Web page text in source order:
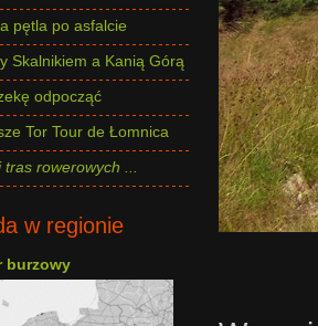
pętla po asfalcie
Skalnikiem a Kanią Górą
odpocząć
Tor Tour de Łomnica
tras rowerowych ...
w regionie
burzowy